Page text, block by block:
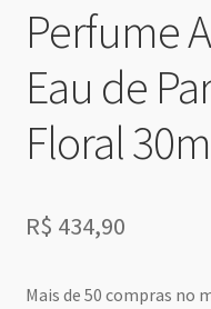
Perfume
Eau de
Floral
R$ 434,90
Mais de 50 compras no